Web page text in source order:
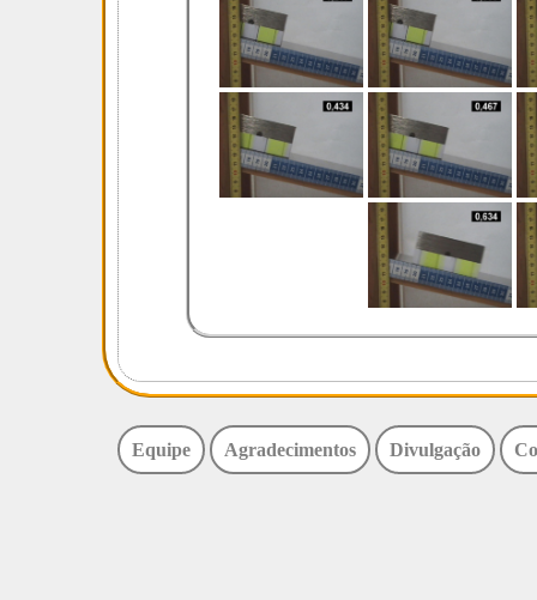
Equipe Agradecimentos Divulgação